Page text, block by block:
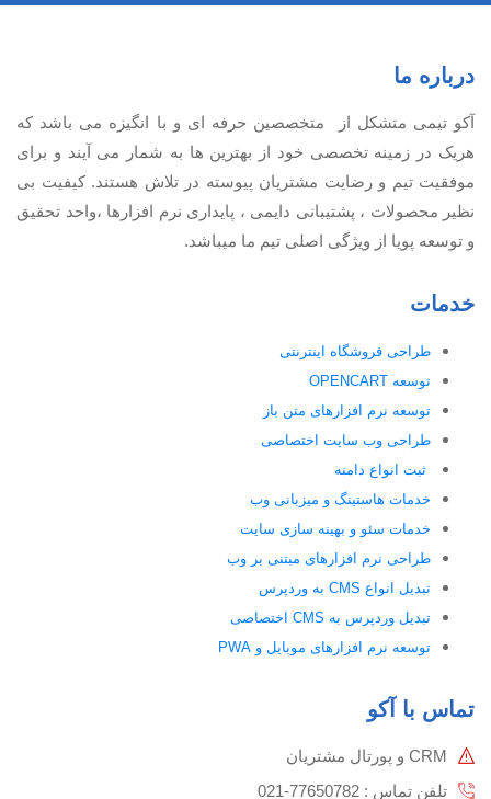
درباره ما
آكو تيمی متشکل از متخصصین حرفه ای و با انگیزه می باشد که
هریک در زمینه تخصصی خود از بهترین ها به شمار می آیند و برای
موفقیت تيم و رضایت مشتریان پیوسته در تلاش هستند. کیفیت بی
نظير محصولات ، پشتیبانی دايمی ، پایداری نرم افزارها ،واحد تحقیق
و توسعه پویا از ویژگی اصلی تیم ما میباشد.
خدمات
طراحی فروشگاه اینترنتی
توسعه OPENCART
توسعه نرم افزارهای متن باز
طراحی وب سایت اختصاصی
ثبت انواع دامنه
خدمات هاستینگ و میزبانی وب
خدمات سئو و بهینه سازی سایت
طراحی نرم افزارهای مبتنی بر وب
تبدیل انواع CMS به وردپرس
تبدیل وردپرس به CMS اختصاصی
توسعه نرم افزارهای موبایل و PWA
تماس با آکو
CRM و پورتال مشتریان
تلفن تماس :‌ 77650782-021